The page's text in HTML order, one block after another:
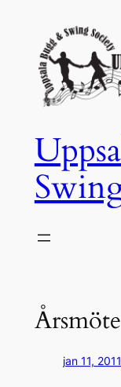
innehåll
jan 11, 2011